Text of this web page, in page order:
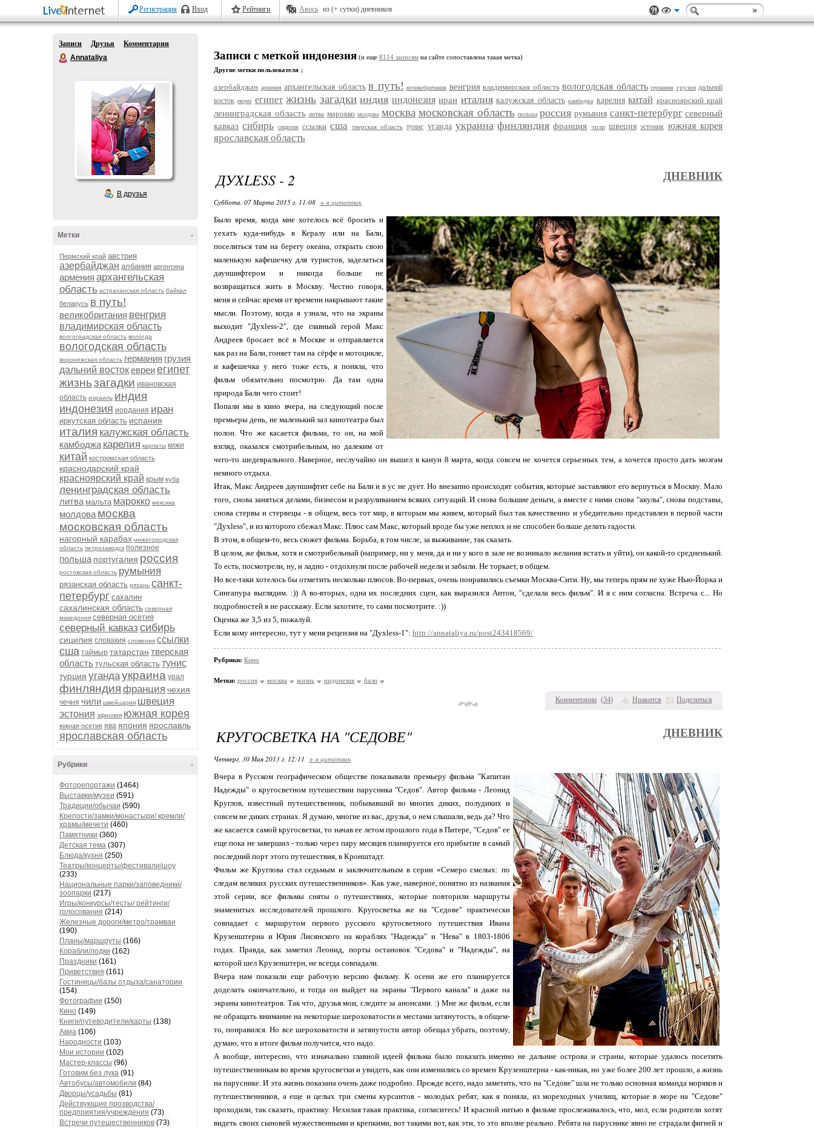
Регистрация Вход Рейтинги Авось из (+ сутки) дневников
Записи Друзья
Комментарии
Annataliya
В друзья
-
Метки
Пермский край австрия
азербайджан албания аргентина
армения архангельская
область астраханская область байкал
беларусь в путь!
великобритания венгрия
владимирская область
волгоградская область вологда
вологодская область
воронежская область германия грузия
дальний востокевреиегипет
жизньзагадки ивановская
область израиль индия
индонезия иордания иран
иркутская область испания
италия калужская область
камбоджа карелия карпаты кижи
китай костромская область
краснодарский край
красноярский край крым куба
ленинградская область
литва мальта марокко мексика
молдова москва
московская область
нагорный карабах нижегородская
область петрозаводск полезное
польша португалия россия
ростовская область румыния
рязанская область рязань санкт-
петербург сахалин
сахалинская область северная
македония северная осетия
северный кавказ сибирь
сицилия словакия словения ссылки
сша таймыр татарстан тверская
область тульская область тунис
турция угандаукраина урал
финляндия франция чехия
чечня чили швейцария швеция
эстония эфиопия южная корея
южная осетия ява япония ярославль
ярославская область
-
Рубрики
Фоторепортажи (1464)
Выставки/музеи (591)
Традиции/обычаи (590)
Крепости/замки/монастыри/ кремли/
храмы/мечети (460)
Памятники (360)
Детская тема (307)
Блюда/кухня (250)
Театры/концерты/фестивали/шоу
(233)
Национальные парки/заповедники/
зоопарки (217)
Игры/конкурсы/тесты/ рейтинги/
голосования (214)
Железные дороги/метро/трамваи
(190)
Планы/маршруты (166)
Корабли/лодки (162)
Праздники (161)
Приветствия (161)
Гостиницы/базы отдыха/санатории
(154)
Фотографии (150)
Кино (149)
Книги/путеводители/карты (138)
Авиа (106)
Народности (103)
Мои истории (102)
Мастер-классы (96)
Готовим без лука (91)
Автобусы/автомобили (84)
Дворцы/усадьбы (81)
Действующие прозводства/
предприятия/учреждения (73)
Встречи путешественников (73)
Записи с меткой индонезия (и еще 8114 записям на сайте сопоставлена такая метка)
Другие метки пользователя ↓
азербайджан армения архангельская область в путь! великобритания венгрия владимирская область вологодская область германия грузия дальний
восток евреи египет жизнь загадки индия индонезия иран италия калужская область камбоджа карелия китай красноярский край
ленинградская область литва марокко молдова москва московская область польша россия румыния санкт-петербург северный
кавказ сибирь сицилия ссылки сша тверская область тунис уганда украина финляндия франция чили швеция эстония южная корея
ярославская область
Комментарии (34) Нравится Поделиться
ДУХLESS - 2 ДНЕВНИК
Суббота, 07 Марта 2015 г. 11:08 + в цитатник
Было время, когда мне хотелось всё бросить и
уехать куда-нибудь в Кералу или на Бали,
поселиться там на берегу океана, открыть свою
маленькую кафешечку для туристов, заделаться
дауншифтером и никогда больше не
возвращаться жить в Москву. Честно говоря,
меня и сейчас время от времени накрывают такие
мысли. Поэтому, когда я узнала, что на экраны
выходит "Духless-2", где главный герой Макс
Андреев бросает всё в Москве и отправляется
как раз на Бали, гоняет там на сёрфе и мотоцикле,
и кафешечка у него тоже есть, я поняла, что
фильм обязательно посмотрю. Да там одна
природа Бали чего стоит!
Попали мы в кино вчера, на следующий после
премьеры день, не маленький зал кинотеатра был
полон. Что же касается фильма, то он, на мой
взгляд, оказался смотрибельным, но далеким от
чего-то шедеврального. Наверное, неслучайно он вышел в канун 8 марта, когда совсем не хочется серьезных тем, а хочется просто дать мозгам
немного отдыха.
Итак, Макс Андреев дауншифтит себе на Бали и в ус не дует. Но внезапно происходят события, которые заставляют его вернуться в Москву. Мало
того, снова заняться делами, бизнесом и разруливанием всяких ситуаций. И снова большие деньги, а вместе с ними снова "акулы", снова подставы,
снова стервы и стервецы - в общем, весь тот мир, в которым мы живем, который был так качественно и убедительно представлен в первой части
"Духless", и из которого сбежал Макс. Плюс сам Макс, который вроде бы уже неплох и не способен больше делать гадости.
В этом, в общем-то, весь сюжет фильма. Борьба, в том числе, за выживание, так сказать.
В целом, же фильм, хотя и смотрибельный (например, ни у меня, да и ни у кого в зале не возникало желания встать и уйти), он какой-то средненький.
То есть, посмотрели, ну, и ладно - отдохнули после рабочей недели и забыли. Не торкает, в общем.
Но все-таки хотелось бы отметить несколько плюсов. Во-первых, очень понравились съемки Москва-Сити. Ну, мы теперь прям не хуже Нью-Йорка и
Сингапура выглядим. :)) А во-вторых, одна их последних сцен, как выразился Антон, "сделала весь фильм". И я с ним согласна. Встреча с... Но
подробностей я не расскажу. Если захотите, то сами посмотрите. :))
Оценка же 3,5 из 5, пожалуй.
Если кому интересно, тут у меня рецензия на "Духless-1": http://annataliya.ru/post243418569/
Рубрики: Кино
Метки: россия москва жизнь индонезия бали
КРУГОСВЕТКА НА "СЕДОВЕ" ДНЕВНИК
Четверг, 30 Мая 2013 г. 12:11 + в цитатник
Вчера в Русском географическом обществе показывали премьеру фильма "Капитан
Надежды" о кругосветном путешествии парусника "Седов". Автор фильма - Леонид
Круглов, известный путешественник, побывавший во многих диких, полудиких и
совсем не диких странах. Я думаю, многие из вас, друзья, о нем слышали, ведь да? Что
же касается самой кругосветки, то начав ее летом прошлого года в Питере, "Седов" ее
еще пока не завершил - только через пару месяцев планируется его прибытие в самый
последний порт этого путешествия, в Кронштадт.
Фильм же Круглова стал седьмым и заключительным в серии «Семеро смелых: по
следам великих русских путешественников». Как уже, наверное, понятно из названия
этой серии, все фильмы сняты о путешествиях, которые повторили маршруты
знаменитых исследователей прошлого. Кругосветка же на "Седове" практически
совпадает с маршрутом первого русского кругосветного путешествия Ивана
Крузенштерна и Юрия Лисянского на кораблях "Надежда" и "Нева" в 1803-1806
годах. Правда, как заметил Леонид, порты остановок "Седова" и "Надежды", на
которой шел Крузенштерн, не всегда совпадали.
Вчера нам показали еще рабочую версию фильму. К осени же его планируется
доделать окончательно, и тогда он выйдет на экраны "Первого канала" и даже на
экраны кинотеатров. Так что, друзья мои, следите за анонсами. :) Мне же фильм, если
не обращать внимание на некоторые шероховатости и местами затянутость, в общем-
то, понравился. Но все шероховатости и затянутости автор обещал убрать, поэтому,
думаю, что в итоге фильм получится, что надо.
А вообще, интересно, что изначально главной идеей фильма было показать именно не дальние острова и страны, которые удалось посетить
путешественникам во время кругосветки и увидеть, как они изменились со времен Крузенштерна - как-никак, но уже более 200 лет прошло, а жизнь
на паруснике. И эта жизнь показана очень даже подробно. Прежде всего, надо заметить, что на "Седове" шла не только основная команда моряков и
путешественников, а еще и целых три смены курсантов - молодых ребят, как я поняла, из мореходных училищ, которые в море на "Седове"
проходили, так сказать, практику. Нехилая такая практика, согласитесь! И красной нитью в фильме прослеживалось, что, мол, если родители хотят
видеть своих сыновей мужественными и крепкими, вот такими вот, как эти, то это вполне реально. Ребята на паруснике явно не страдали фигней и